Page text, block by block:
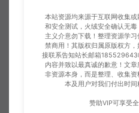
本站资源均来源于互联网收集
和安全测试，火绒安全确认无
主义介意勿下载！整理资源学
禁商用！其版权归属原版权方
接联系告知站长邮箱
内容并致以最真诚的歉意！文
非资源本身，而是整理、收集
本及用户对我们付出时间
赞助VIP可享受